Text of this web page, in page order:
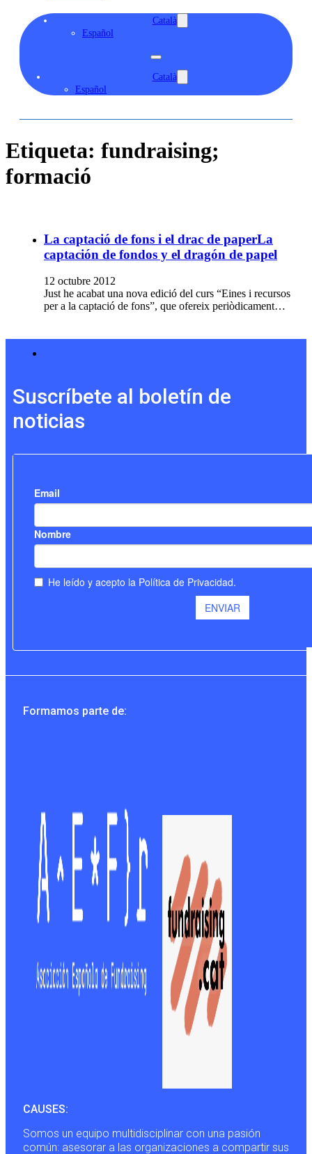
Català
Español
Català
Español
Etiqueta: fundraising;
formació
La captació de fons i el drac de paperLa
captación de fondos y el dragón de papel
12 octubre 2012
Just he acabat una nova edició del curs “Eines i recursos
per a la captació de fons”, que ofereix periòdicament…
Suscríbete al boletín de
noticias
Formamos parte de:
CAUSES:
Somos un equipo multidisciplinar con una pasión
común: asesorar a las organizaciones a compartir sus